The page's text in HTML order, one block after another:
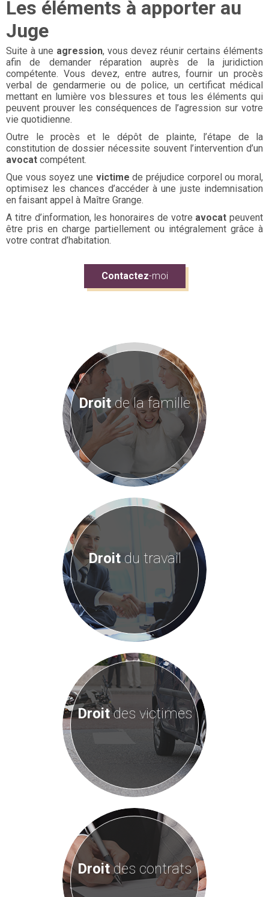
Les éléments à apporter au
Juge
Suite à une agression, vous devez réunir certains éléments
afin de demander réparation auprès de la juridiction
compétente. Vous devez, entre autres, fournir un procès
verbal de gendarmerie ou de police, un certificat médical
mettant en lumière vos blessures et tous les éléments qui
peuvent prouver les conséquences de l’agression sur votre
vie quotidienne.
Outre le procès et le dépôt de plainte, l’étape de la
constitution de dossier nécessite souvent l’intervention d’un
avocat compétent.
Que vous soyez une victime de préjudice corporel ou moral,
optimisez les chances d’accéder à une juste indemnisation
en faisant appel à Maître Grange.
A titre d’information, les honoraires de votre avocat peuvent
être pris en charge partiellement ou intégralement grâce à
votre contrat d’habitation.
Contactez-moi
Droitde la famille
Droitdu travail
Droitdes victimes
Droitdes contrats